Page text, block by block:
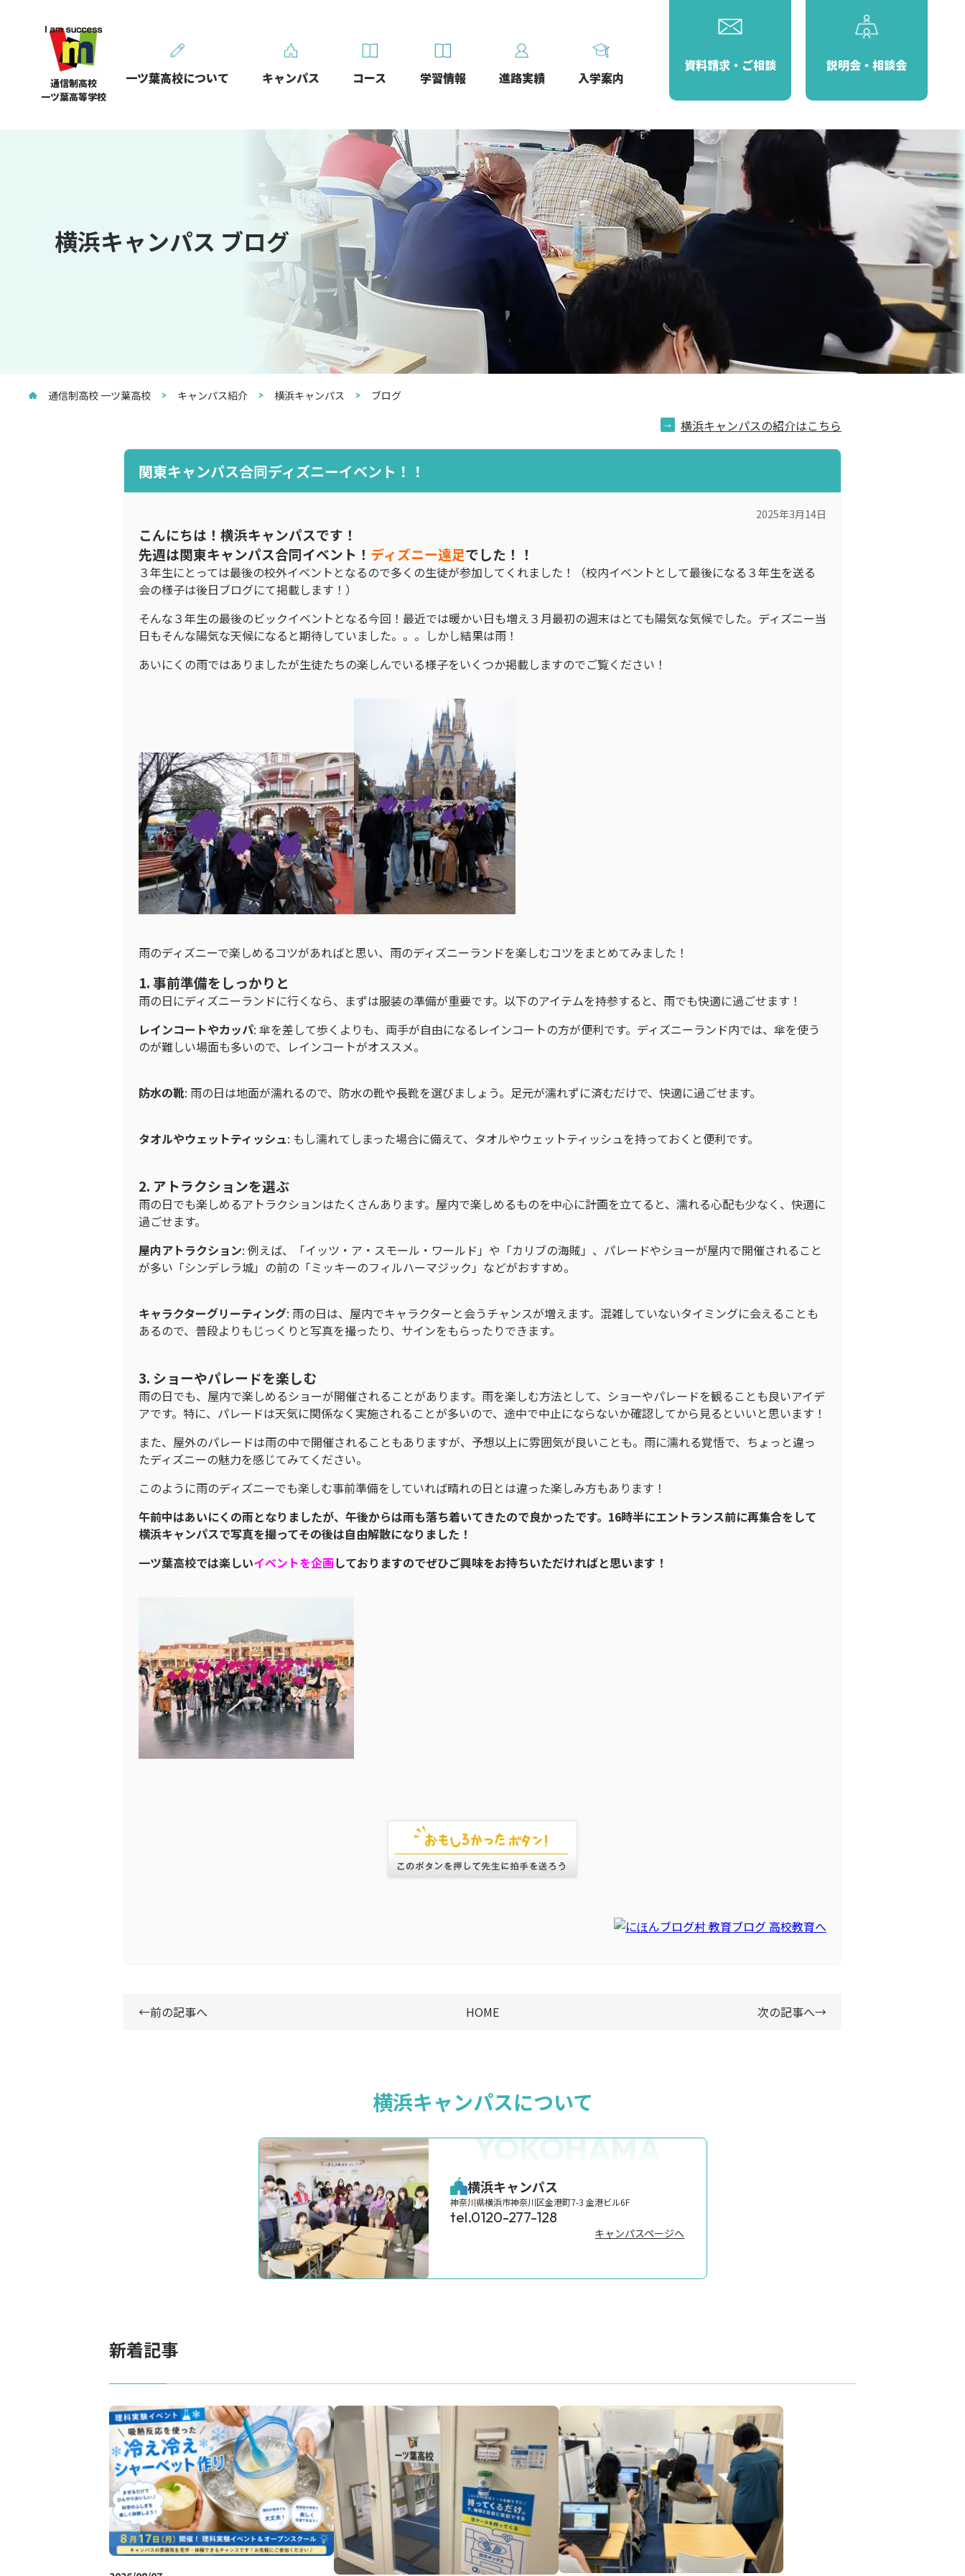
通信制高校
一ツ葉高等学校
一ツ葉高校について キャンパス コース 学習情報 進路実績 入学案内
資料請求・ご相談 説明会・相談会
横浜キャンパス ブログ
通信制高校 一ツ葉高校 キャンパス紹介 横浜キャンパス ブログ
横浜キャンパスの紹介はこちら
関東キャンパス合同ディズニーイベント！！
2025年3月14日
こんにちは！横浜キャンパスです！
先週は関東キャンパス合同イベント！ ディズニー遠足でした！！
３年生にとっては最後の校外イベントとなるので多くの生徒が参加してくれました！（校内イベントとして最後になる３年生を送る
会の様子は後日ブログにて掲載します！）
そんな３年生の最後のビックイベントとなる今回！最近では暖かい日も増え３月最初の週末はとても陽気な気候でした。ディズニー当
日もそんな陽気な天候になると期待していました。。。しかし結果は雨！
あいにくの雨ではありましたが生徒たちの楽しんでいる様子をいくつか掲載しますのでご覧ください！
雨のディズニーで楽しめるコツがあればと思い、雨のディズニーランドを楽しむコツをまとめてみました！
1.事前準備をしっかりと
雨の日にディズニーランドに行くなら、まずは服装の準備が重要です。以下のアイテムを持参すると、雨でも快適に過ごせます！
レインコートやカッパ: 傘を差して歩くよりも、両手が自由になるレインコートの方が便利です。ディズニーランド内では、傘を使う
のが難しい場面も多いので、レインコートがオススメ。
防水の靴: 雨の日は地面が濡れるので、防水の靴や長靴を選びましょう。足元が濡れずに済むだけで、快適に過ごせます。
タオルやウェットティッシュ: もし濡れてしまった場合に備えて、タオルやウェットティッシュを持っておくと便利です。
2. アトラクションを選ぶ
雨の日でも楽しめるアトラクションはたくさんあります。屋内で楽しめるものを中心に計画を立てると、濡れる心配も少なく、快適に
過ごせます。
屋内アトラクション: 例えば、「イッツ・ア・スモール・ワールド」や「カリブの海賊」、パレードやショーが屋内で開催されること
が多い「シンデレラ城」の前の「ミッキーのフィルハーマジック」などがおすすめ。
キャラクターグリーティング: 雨の日は、屋内でキャラクターと会うチャンスが増えます。混雑していないタイミングに会えることも
あるので、普段よりもじっくりと写真を撮ったり、サインをもらったりできます。
3. ショーやパレードを楽しむ
雨の日でも、屋内で楽しめるショーが開催されることがあります。雨を楽しむ方法として、ショーやパレードを観ることも良いアイデ
アです。特に、パレードは天気に関係なく実施されることが多いので、途中で中止にならないか確認してから見るといいと思います！
また、屋外のパレードは雨の中で開催されることもありますが、予想以上に雰囲気が良いことも。雨に濡れる覚悟で、ちょっと違っ
たディズニーの魅力を感じてみてください。
このように雨のディズニーでも楽しむ事前準備をしていれば晴れの日とは違った楽しみ方もあります！
午前中はあいにくの雨となりましたが、午後からは雨も落ち着いてきたので良かったです。16時半にエントランス前に再集合をして
横浜キャンパスで写真を撮ってその後は自由解散になりました！
一ツ葉高校では楽しいイベントを企画しておりますのでぜひご興味をお持ちいただければと思います！
←前の記事へ HOME 次の記事へ→
横浜キャンパスについて
YOKOHAMA
横浜キャンパス
神奈川県横浜市神奈川区金港町7-3 金港ビル6F
tel.0120-277-128
キャンパスページへ
新着記事